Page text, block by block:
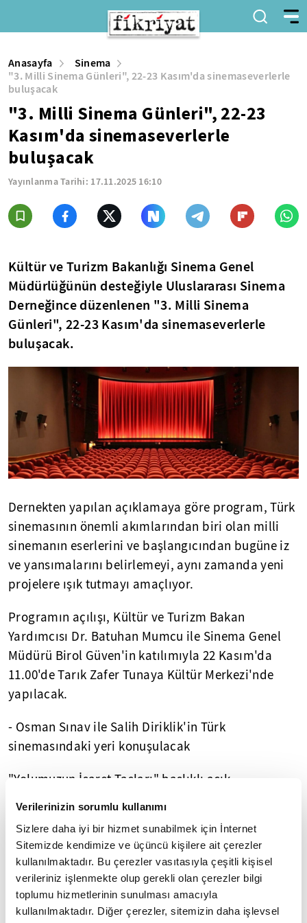
Verilerinizin sorumlu kullanımı
Sizlere daha iyi bir hizmet sunabilmek için İnternet
Sitemizde kendimize ve üçüncü kişilere ait çerezler
kullanılmaktadır. Bu çerezler vasıtasıyla çeşitli kişisel
verileriniz işlenmekte olup gerekli olan çerezler bilgi
toplumu hizmetlerinin sunulması amacıyla
kullanılmaktadır. Diğer çerezler, sitemizin daha işlevsel
Anasayfa
Sinema
"3. Milli Sinema Günleri", 22-23 Kasım'da sinemaseverlerle
buluşacak
"3. Milli Sinema Günleri", 22-23
Kasım'da sinemaseverlerle
buluşacak
Yayınlanma Tarihi: 17.11.2025 16:10
Kültür ve Turizm Bakanlığı Sinema Genel
Müdürlüğünün desteğiyle Uluslararası Sinema
Derneğince düzenlenen "3. Milli Sinema
Günleri", 22-23 Kasım'da sinemaseverlerle
buluşacak.
Dernekten yapılan açıklamaya göre program, Türk
sinemasının önemli akımlarından biri olan milli
sinemanın eserlerini ve başlangıcından bugüne iz
ve yansımalarını belirlemeyi, aynı zamanda yeni
projelere ışık tutmayı amaçlıyor.
Programın açılışı, Kültür ve Turizm Bakan
Yardımcısı Dr. Batuhan Mumcu ile Sinema Genel
Müdürü Birol Güven'in katılımıyla 22 Kasım'da
11.00'de Tarık Zafer Tunaya Kültür Merkezi'nde
yapılacak.
- Osman Sınav ile Salih Diriklik'in Türk
sinemasındaki yeri konuşulacak
"Yolumuzun İşaret Taşları" başlıklı açık
oturumlarda, Osman Sınav ile Salih Diriklik'in Türk
getirdikleri hikaye ve karakter temsilleri üzerinde
konuşulacak.
"Milli Türk Talebe Birliğinden Dijitale Milli Sinema"
ile "Film Çekmek Çile Çekmek mi?" başlıklı